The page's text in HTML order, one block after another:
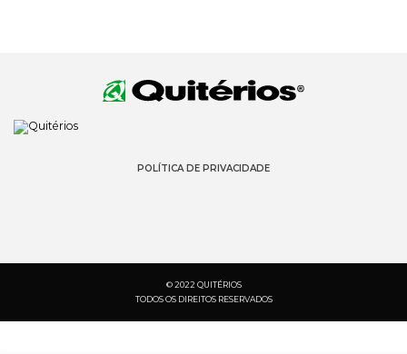
POLÍTICA DE PRIVACIDADE
© 2022 QUITÉRIOS
TODOS OS DIREITOS RESERVADOS